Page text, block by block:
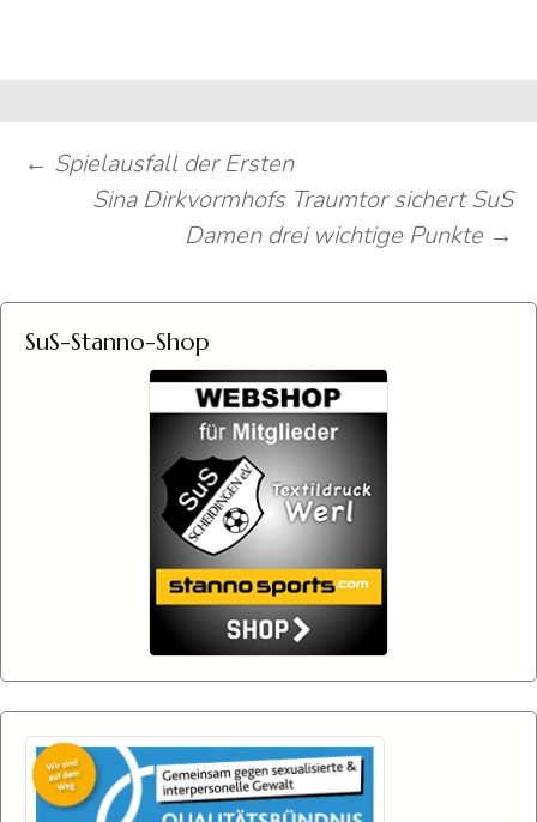
Beitragsnavigation
← Spielausfall der Ersten
Sina Dirkvormhofs Traumtor sichert SuS
Damen drei wichtige Punkte →
SuS-Stanno-Shop